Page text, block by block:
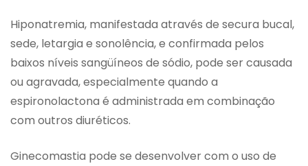
Hiponatremia, manifestada através de secura bucal,
sede, letargia e sonolência, e confirmada pelos
baixos níveis sangüíneos de sódio, pode ser causada
ou agravada, especialmente quando a
espironolactona é administrada em combinação
com outros diuréticos.
Ginecomastia pode se desenvolver com o uso de